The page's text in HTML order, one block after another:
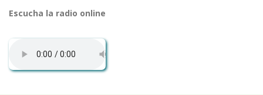
Escucha la radio online